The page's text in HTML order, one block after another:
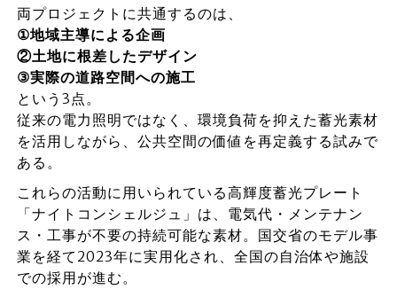
両プロジェクトに共通するのは、
①地域主導による企画
②土地に根差したデザイン
③実際の道路空間への施工
という3点。
従来の電力照明ではなく、環境負荷を抑えた蓄光素材
を活用しながら、公共空間の価値を再定義する試みで
ある。
これらの活動に用いられている高輝度蓄光プレート
「ナイトコンシェルジュ」は、電気代・メンテナン
ス・工事が不要の持続可能な素材。国交省のモデル事
業を経て2023年に実用化され、全国の自治体や施設
での採用が進む。